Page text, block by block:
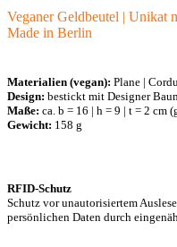
Veganer Geldbeutel | Unikat
Made in Berlin
Materialien (vegan): Plane |
Design: bestickt mit Designer
Maße: ca. b = 16 | h = 9 | t = 2 cm
Gewicht: 158 g
RFID-Schutz
Schutz vor unautorisiertem
persönlichen Daten durch